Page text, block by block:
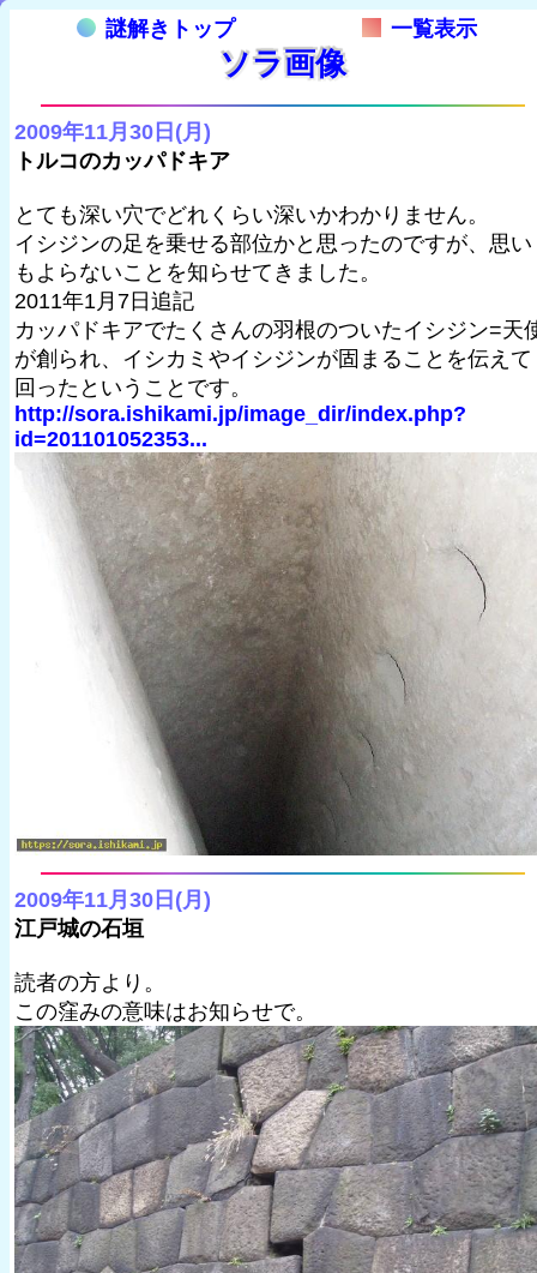
謎解きトップ 一覧表示
ソラ画像
2009年11月30日(月)
トルコのカッパドキア
とても深い穴でどれくらい深いかわかりません。
イシジンの足を乗せる部位かと思ったのですが、思い
もよらないことを知らせてきました。
2011年1月7日追記
カッパドキアでたくさんの羽根のついたイシジン=天
が創られ、イシカミやイシジンが固まることを伝えて
回ったということです。
http://sora.ishikami.jp/image_dir/index.php?
id=201101052353...
2009年11月30日(月)
江戸城の石垣
読者の方より。
この窪みの意味はお知らせで。